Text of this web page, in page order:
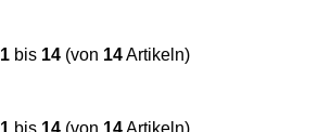
1 bis 14 (von 14Artikeln)